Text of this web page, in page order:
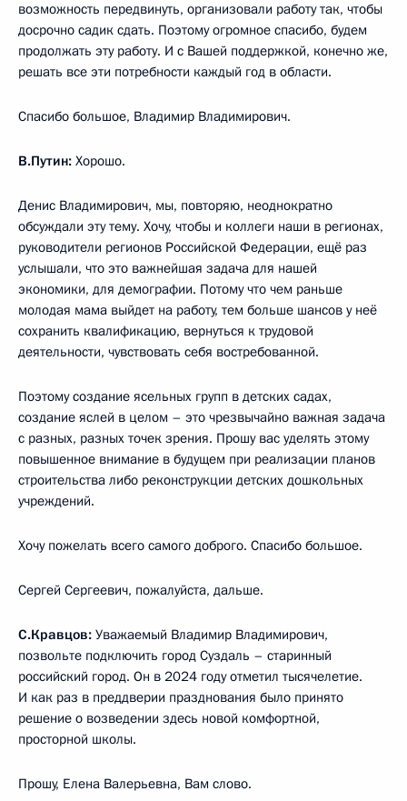
возможность передвинуть, организовали работу так, чтобы
досрочно садик сдать. Поэтому огромное спасибо, будем
продолжать эту работу. И с Вашей поддержкой, конечно же,
решать все эти потребности каждый год в области.
Спасибо большое, Владимир Владимирович.
В.Путин: Хорошо.
Денис Владимирович, мы, повторяю, неоднократно
обсуждали эту тему. Хочу, чтобы и коллеги наши в регионах,
руководители регионов Российской Федерации, ещё раз
услышали, что это важнейшая задача для нашей
экономики, для демографии. Потому что чем раньше
молодая мама выйдет на работу, тем больше шансов у неё
сохранить квалификацию, вернуться к трудовой
деятельности, чувствовать себя востребованной.
Поэтому создание ясельных групп в детских садах,
создание яслей в целом – это чрезвычайно важная задача
с разных, разных точек зрения. Прошу вас уделять этому
повышенное внимание в будущем при реализации планов
строительства либо реконструкции детских дошкольных
учреждений.
Хочу пожелать всего самого доброго. Спасибо большое.
Сергей Сергеевич, пожалуйста, дальше.
С.Кравцов: Уважаемый Владимир Владимирович,
позвольте подключить город Суздаль – старинный
российский город. Он в 2024 году отметил тысячелетие.
И как раз в преддверии празднования было принято
решение о возведении здесь новой комфортной,
просторной школы.
Прошу, Елена Валерьевна, Вам слово.